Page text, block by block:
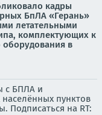
кадры
БпЛА «Герань»
летательными
комплектующих к
оборудования в
с БПЛА и
пунктов
Подписаться на RT: